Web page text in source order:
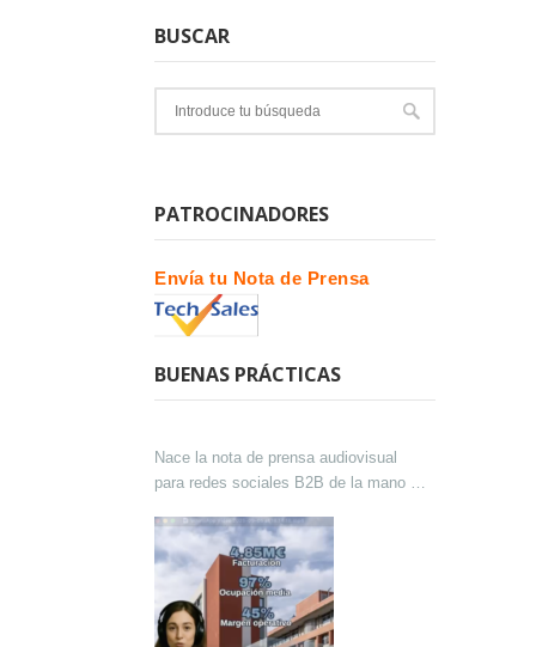
BUSCAR
PATROCINADORES
Envía tu Nota de Prensa
BUENAS PRÁCTICAS
Nace la nota de prensa audiovisual
para redes sociales B2B de la mano de